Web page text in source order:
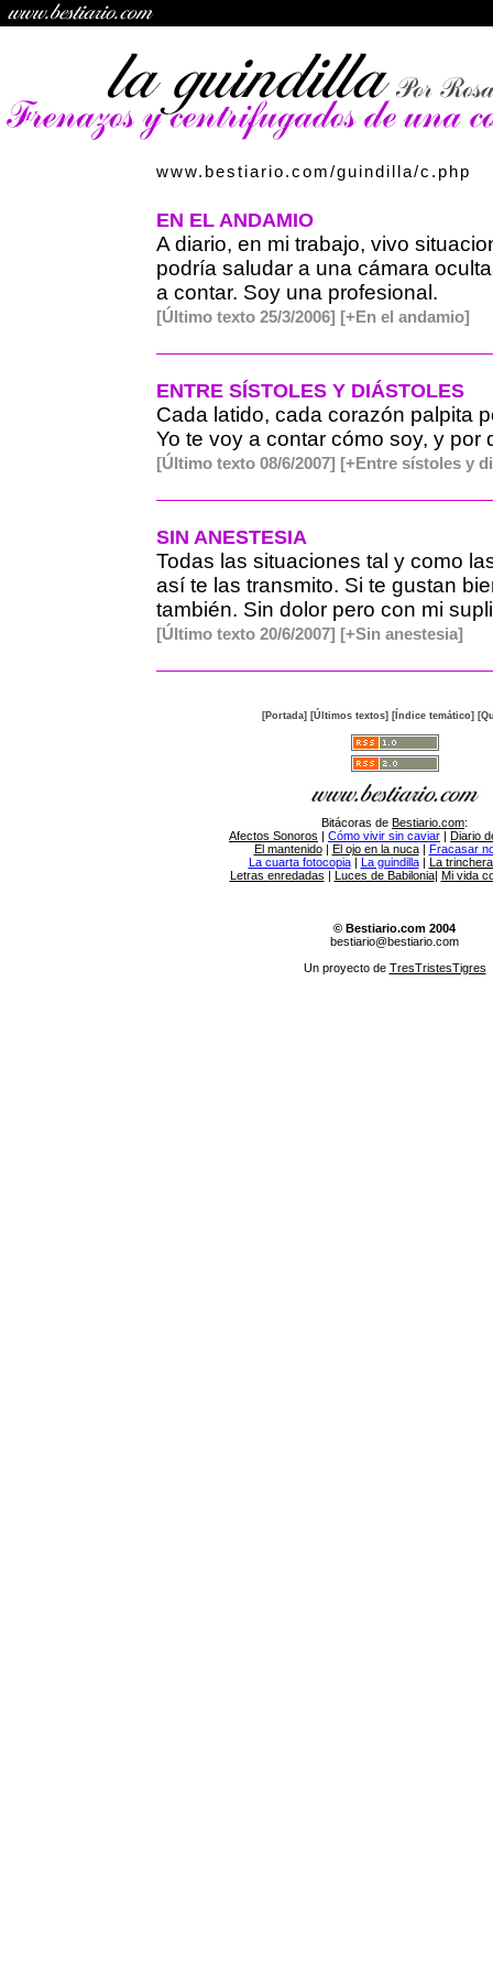
www.bestiario.com/guindilla/c.php
EN EL ANDAMIO
A diario, en mi trabajo, vivo
podría saludar a una cámara
a contar. Soy una profesional.
[Último texto 25/3/2006] [+En el andamio]
ENTRE SÍSTOLES Y DIÁSTOLES
Cada latido, cada corazón palpita
Yo te voy a contar cómo soy, y por
[Último texto 08/6/2007] [+Entre sístoles y
SIN ANESTESIA
Todas las situaciones tal y como
así te las transmito. Si te gustan
también. Sin dolor pero con mi
[Último texto 20/6/2007] [+Sin anestesia]
[Portada] [Últimos textos] [Índice temático]
Bitácoras de Bestiario.com:
Afectos Sonoros | Cómo vivir sin caviar | Diario
El mantenido| El ojo en la nuca| Fracasar
La cuarta fotocopia| La guindilla| La
Letras enredadas | Luces de Babilonia| Mi vida
© Bestiario.com 2004
bestiario@bestiario.com
Un proyecto de TresTristesTigres